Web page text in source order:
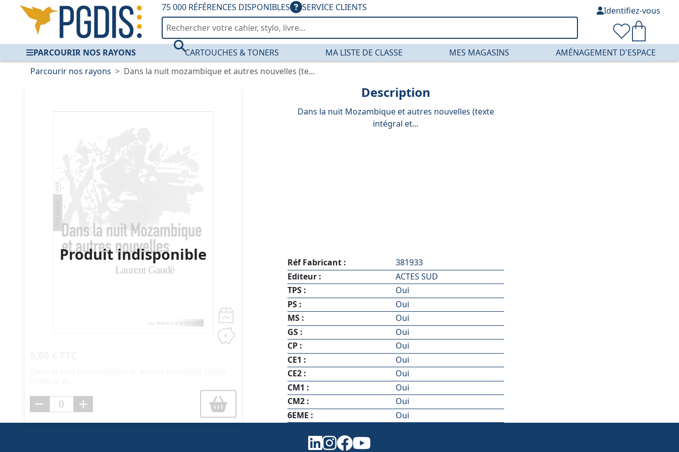
75 000 RÉFÉRENCES DISPONIBLES SERVICE CLIENTS
PARCOURIR NOS RAYONS CARTOUCHES & TONERS MA LISTE DE CLASSE MES MAGASINS AMÉNAGEMENT D'ESPACE
Identifiez-vous
Parcourir nos rayons Dans la nuit mozambique et autres nouvelles (te...
Produit indisponible
Description
Dans la nuit Mozambique et autres nouvelles (texte
intégral et...
Réf Fabricant :
381933
Editeur :
ACTES SUD
TPS :
Oui
PS :
Oui
MS :
Oui
GS :
Oui
CP :
Oui
CE1 :
Oui
CE2 :
Oui
CM1 :
Oui
CM2 :
Oui
6EME :
Oui